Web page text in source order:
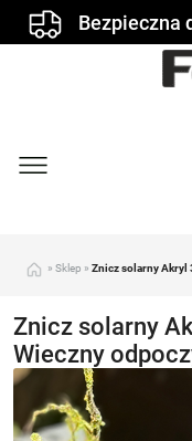
Bezpieczna
» Sklep » Znicz solarny Akryl
Znicz solarny
Wieczny